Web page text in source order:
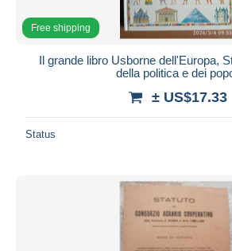
Free shipping
Il grande libro Usborne dell'Europa,
della politica e dei
± US$17.33
Status